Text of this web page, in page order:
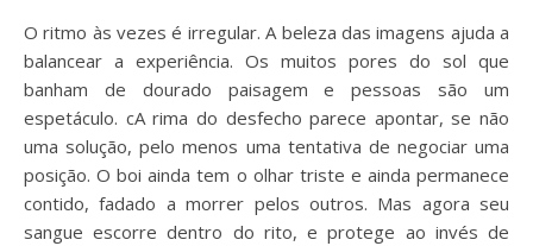
O ritmo às vezes é irregular. A beleza das imagens ajuda a
balancear a experiência. Os muitos pores do sol que
banham de dourado paisagem e pessoas são um
espetáculo. cA rima do desfecho parece apontar, se não
uma solução, pelo menos uma tentativa de negociar uma
posição. O boi ainda tem o olhar triste e ainda permanece
contido, fadado a morrer pelos outros. Mas agora seu
sangue escorre dentro do rito, e protege ao invés de